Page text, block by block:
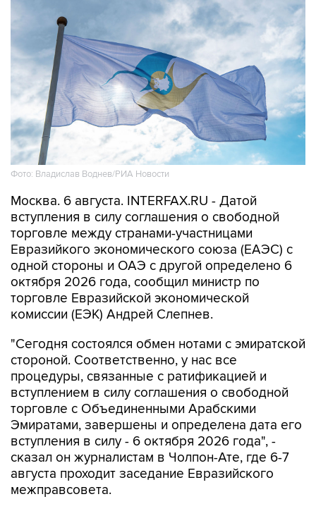
Фото: Владислав Воднев/РИА Новости
Москва. 6 августа. INTERFAX.RU - Датой
вступления в силу соглашения о свободной
торговле между странами-участницами
Евразийкого экономического союза (ЕАЭС) с
одной стороны и ОАЭ с другой определено 6
октября 2026 года, сообщил министр по
торговле Евразийской экономической
комиссии (ЕЭК) Андрей Слепнев.
"Сегодня состоялся обмен нотами с эмиратской
стороной. Соответственно, у нас все
процедуры, связанные с ратификацией и
вступлением в силу соглашения о свободной
торговле с Объединенными Арабскими
Эмиратами, завершены и определена дата его
вступления в силу - 6 октября 2026 года", -
сказал он журналистам в Чолпон-Ате, где 6-7
августа проходит заседание Евразийского
межправсовета.